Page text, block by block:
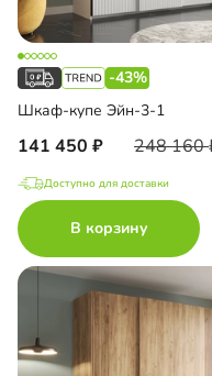
-43%
Шкаф-купе Эйн-3-1
141 450 248 160
Доступно для доставки
В корзину